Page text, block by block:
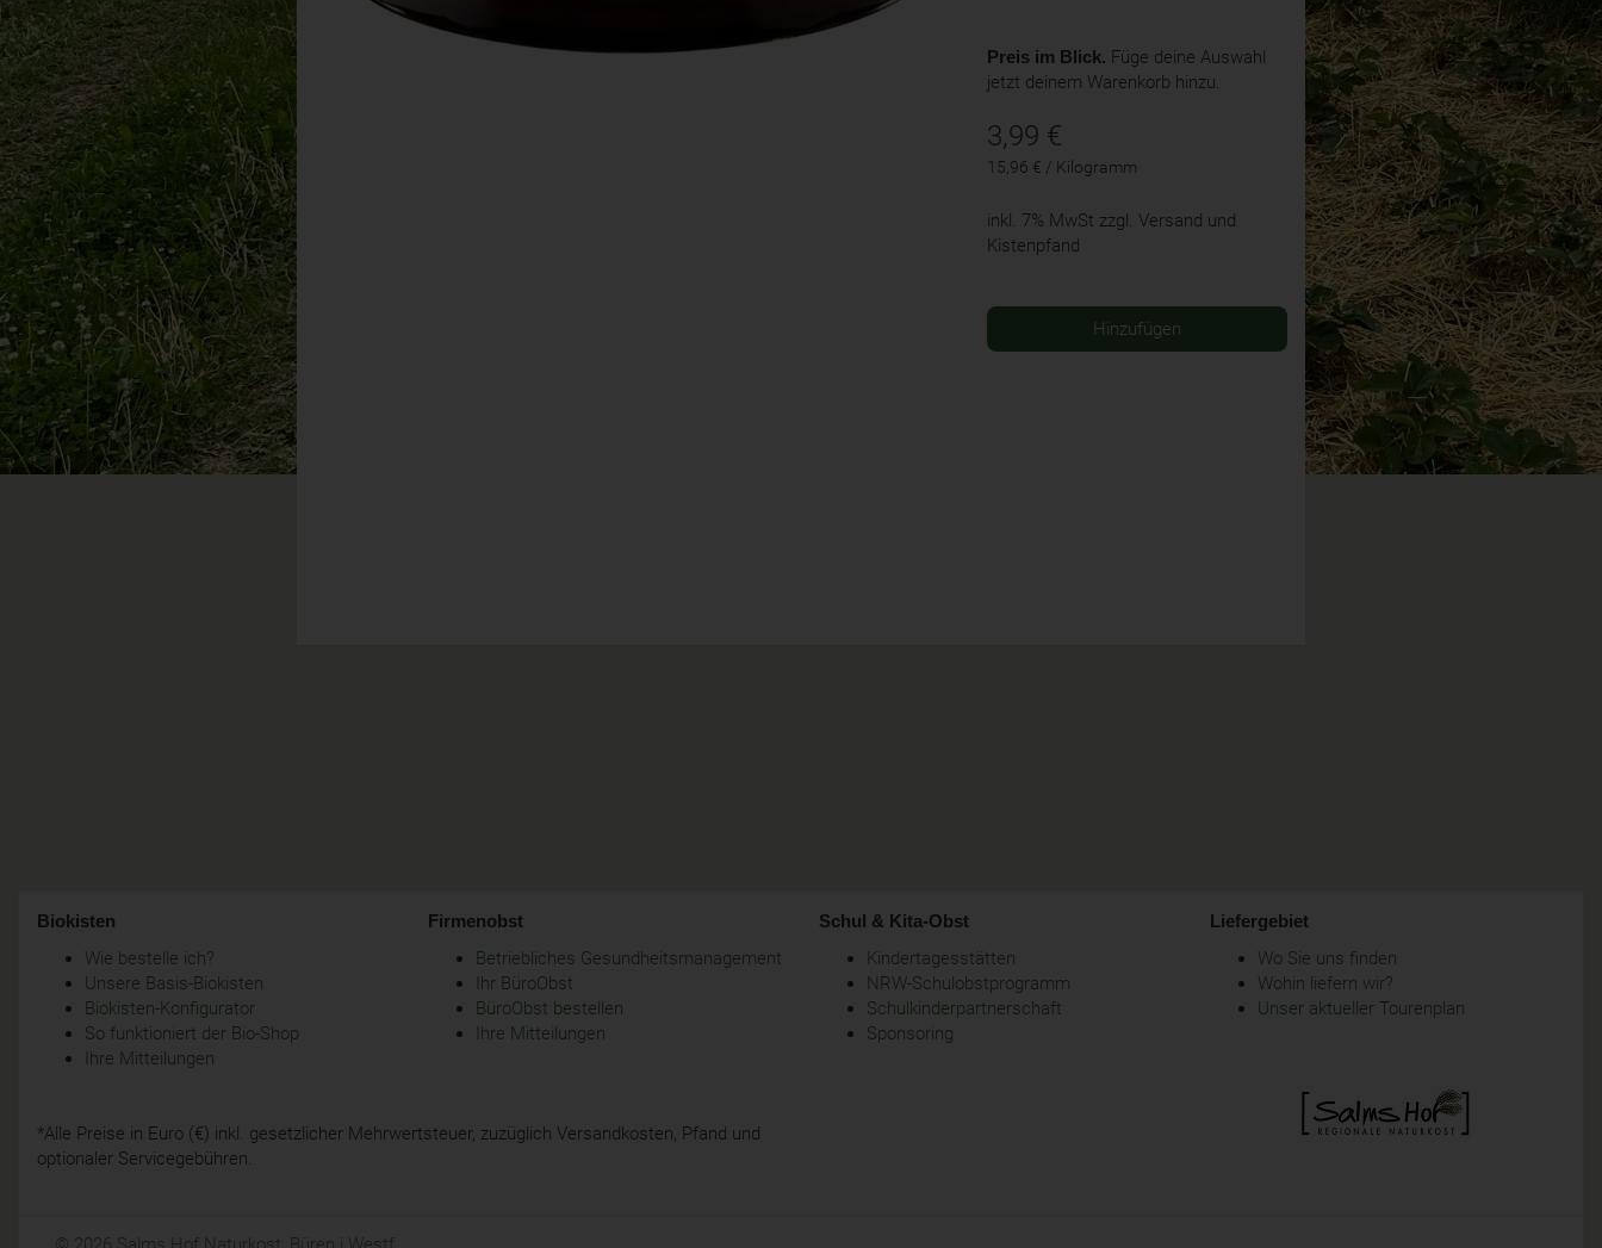
Preis im Blick. Füge deine Auswahl
jetzt deinem Warenkorb hinzu.
3,99 €
15,96 € / Kilogramm
inkl. 7% MwSt zzgl. Versand und
Kistenpfand
Hinzufügen
Biokisten
Wie bestelle ich?
Unsere Basis-Biokisten
Biokisten-Konfigurator
So funktioniert der Bio-Shop
Ihre Mitteilungen
Firmenobst
Betriebliches Gesundheitsmanagement
Ihr BüroObst
BüroObst bestellen
Ihre Mitteilungen
Schul & Kita-Obst
Kindertagesstätten
NRW-Schulobstprogramm
Schulkinderpartnerschaft
Sponsoring
Liefergebiet
Wo Sie uns finden
Wohin liefern wir?
Unser aktueller Tourenplan
*Alle Preise in Euro (€) inkl. gesetzlicher Mehrwertsteuer, zuzüglich Versandkosten, Pfand und
optionaler Servicegebühren.